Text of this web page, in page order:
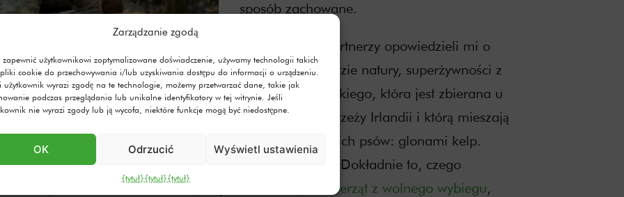
Zarządzanie zgodą
zapewnić użytkownikowi zoptymalizowane doświadczenie, używamy technologii takich
cookie do przechowywania i/lub uzyskiwania dostępu do informacji o urządzeniu.
użytkownik wyrazi zgodę na te technologie, możemy przetwarzać dane, takie jak
podczas przeglądania lub unikalne identyfikatory w tej witrynie. Jeśli
nie wyrazi zgody lub ją wycofa, niektóre funkcje mogą być niedostępne.
OK Odrzucić Wyświetl ustawienia
{tytuł}{tytuł}{tytuł}
sposób zachowane.
Moi irlandzcy partnerzy opowiedzieli mi o
prawdziwym cudzie natury, superżywności z
Oceanu Atlantyckiego, która jest zbierana u
zachodnich wybrzeży Irlandii i którą mieszają
z karmą dla swoich psów: glonami kelp.
które wspomagają trawienie i układ odpornościowy. Dokładnie to, czego
potrzebuje Chewbacca: bez zbóż, mięso od
zdrowych zwierząt z wolnego wybiegu,